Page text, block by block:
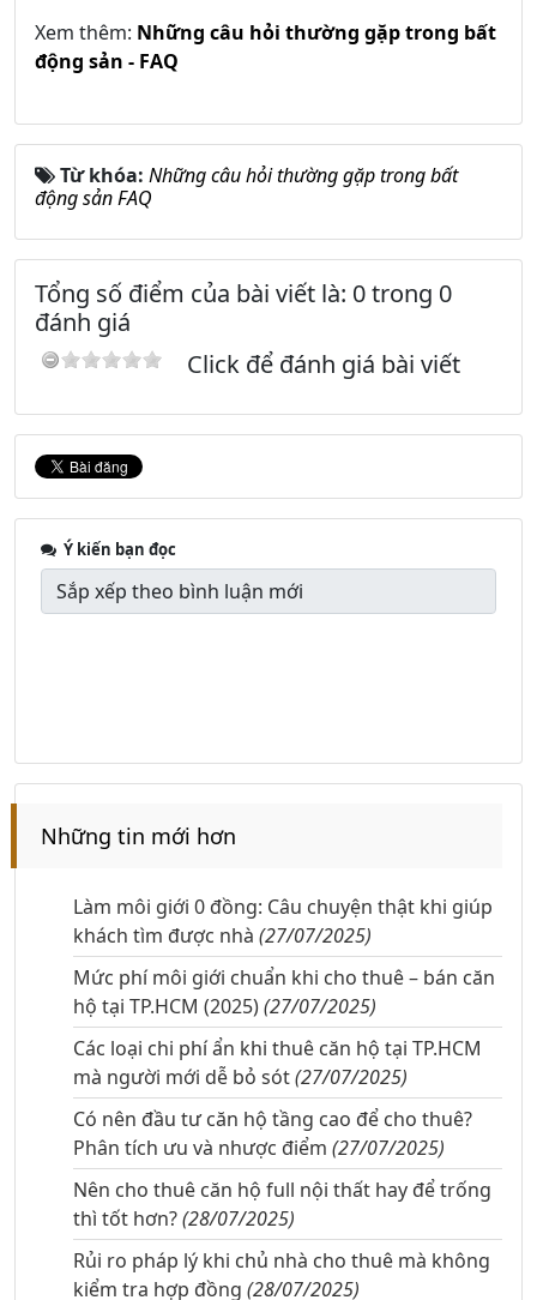
Xem thêm: Những câu hỏi thường gặp trong bất
động sản - FAQ
Từ khóa: Những câu hỏi thường gặp trong bất
động sản FAQ
Tổng số điểm của bài viết là: 0 trong 0
đánh giá
Click để đánh giá bài viết
Ý kiến bạn đọc
Những tin mới hơn
Làm môi giới 0 đồng: Câu chuyện thật khi giúp
khách tìm được nhà (27/07/2025)
Mức phí môi giới chuẩn khi cho thuê – bán căn
hộ tại TP.HCM (2025)(27/07/2025)
Các loại chi phí ẩn khi thuê căn hộ tại TP.HCM
mà người mới dễ bỏ sót(27/07/2025)
Có nên đầu tư căn hộ tầng cao để cho thuê?
Phân tích ưu và nhược điểm (27/07/2025)
Nên cho thuê căn hộ full nội thất hay để trống
thì tốt hơn?(28/07/2025)
Rủi ro pháp lý khi chủ nhà cho thuê mà không
kiểm tra hợp đồng (28/07/2025)